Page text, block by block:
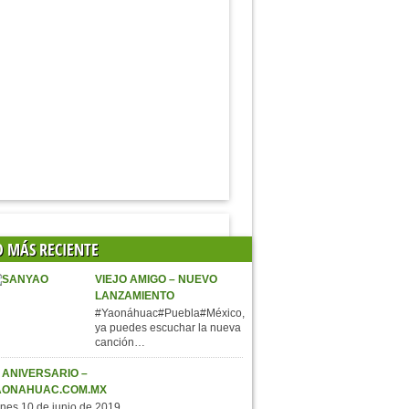
MÁS RECIENTE
VIEJO AMIGO – NUEVO
LANZAMIENTO
#Yaonáhuac#Puebla#México,
ya puedes escuchar la nueva
canción…
ANIVERSARIO –